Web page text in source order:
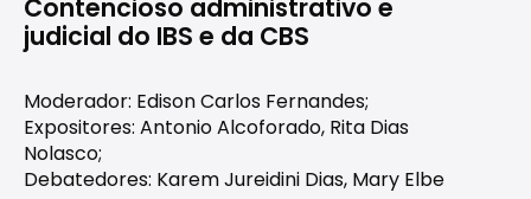
Contencioso administrativo e
judicial do IBS e da CBS
Moderador: Edison Carlos Fernandes;
Expositores: Antonio Alcoforado, Rita Dias
Nolasco;
Debatedores: Karem Jureidini Dias, Mary Elbe